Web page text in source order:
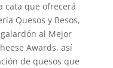
cata que ofrecerá
Quesos y Besos,
al Mejor
Awards, así
de quesos que